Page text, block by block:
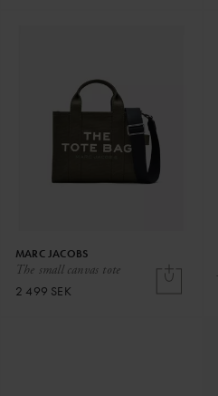
The small canvas tote
MARC JACOBS
2 499 SEK